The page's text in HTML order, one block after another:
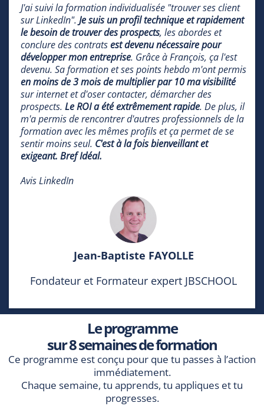
J'ai suivi la formation individualisée "trouver ses client
sur LinkedIn". Je suis un profil technique et rapidement
le besoin de trouver des prospects, les abordes et
conclure des contratsest devenu nécessaire pour
développer mon entreprise. Grâce à François, ça l'est
devenu. Sa formation et ses points hebdo m'ont permis
en moins de 3 mois de multiplier par 10 ma visibilité
sur internet et d'oser contacter, démarcher des
prospects. Le ROI a été extrêmement rapide. De plus, il
m'a permis de rencontrer d'autres professionnels de la
formation avec les mêmes profils et ça permet de se
sentir moins seul. C'est à la fois bienveillant et
exigeant. Bref Idéal.
Avis LinkedIn
Jean-Baptiste FAYOLLE
Fondateur et Formateur expert JBSCHOOL
Le programme
sur 8 semaines de formation
Ce programme est conçu pour que tu passes à l’action
immédiatement.
Chaque semaine, tu apprends, tu appliques et tu
progresses.